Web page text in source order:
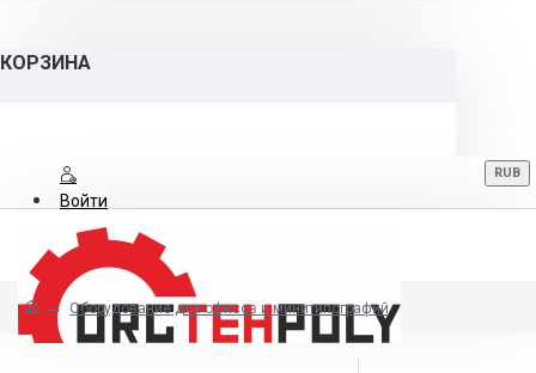
КОРЗИНА
Войти
Регистрация
8 (800) 700-06-12
RUB
Оборудование для офисов и минитипографий